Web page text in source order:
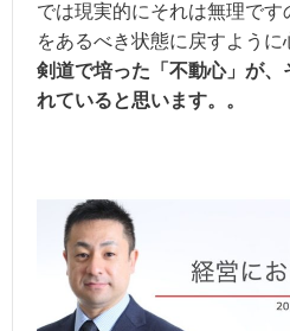
では現実的にそれは無理で
をあるべき状態に戻すように
剣道で培った「不動心」が、
れていると思います。。